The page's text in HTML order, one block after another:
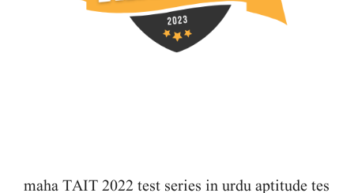
maha TAIT 2022 test series in urdu aptitude tes